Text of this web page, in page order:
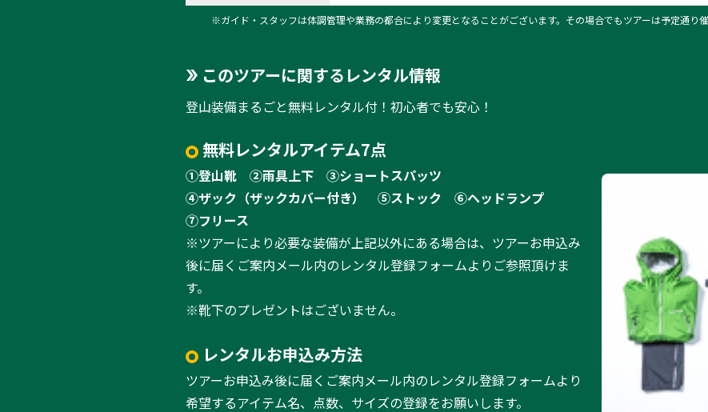
※ガイド・スタッフは体調管理や業務の都合により変更となることがございます。その場合でもツアーは予定通り催
このツアーに関するレンタル情報
登山装備まるごと無料レンタル付！初心者でも安心！
無料レンタルアイテム7点
①登山靴 ②雨具上下
③ショートスパッツ
④ザック（ザックカバー付き）
⑤ストック
⑥ヘッドランプ
⑦フリース
※ツアーにより必要な装備が上記以外にある場合は、ツアーお申込み
後に届くご案内メール内のレンタル登録フォームよりご参照頂けま
す。
※靴下のプレゼントはございません。
レンタルお申込み方法
ツアーお申込み後に届くご案内メール内のレンタル登録フォームより
希望するアイテム名、点数、サイズの登録をお願いします。